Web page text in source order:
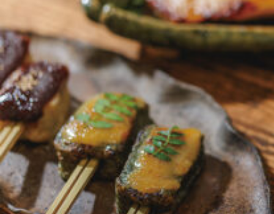
おすすめの展覧会
おすすめの映画
誠光社で選びました。
おすすめの本
紹介します。
おすすめのイベント